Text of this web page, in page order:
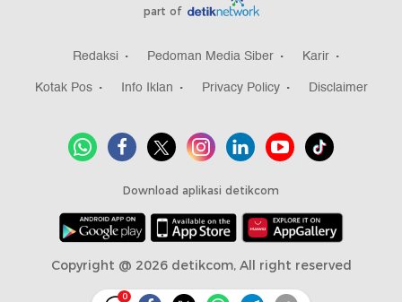
0
part of
Redaksi Pedoman Media Siber
Karir
Kotak Pos
Info Iklan Privacy Policy Disclaimer
Download aplikasi detikcom
Copyright @ 2026 detikcom, All right reserved